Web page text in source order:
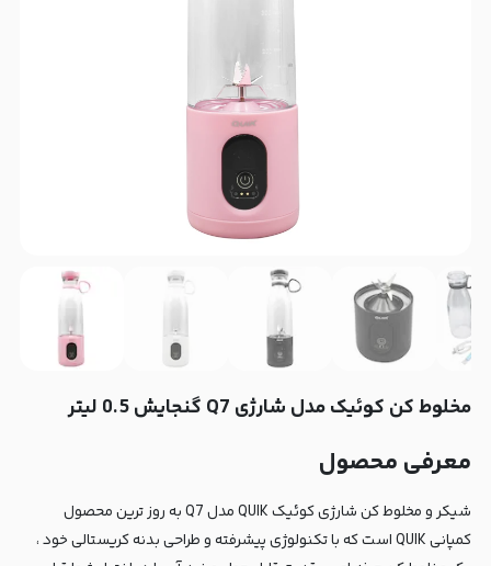
مخلوط کن کوئیک مدل شارژی Q7 گنجایش 0.5 لیتر
معرفی محصول
شیکر و مخلوط کن شارژی کوئیک QUIK مدل Q7 به روز ترین محصول
کمپانی QUIK است که با تکنولوژی پیشرفته و طراحی بدنه کریستالی خود ،